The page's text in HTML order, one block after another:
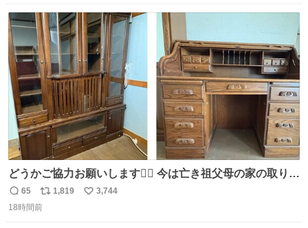
ト
数
数
どうかご協力お願いします🙇‍♂️ 今は亡き祖父母の家の取り壊
しが決まり、どうしても処分して欲しくない食器棚と机の
引き取り手を探しております この2つは私の祖母が当初一
返
信
65
リ
ポ
1,819
い
3,744
18時間前